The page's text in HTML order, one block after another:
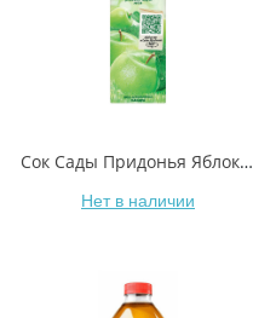
Сок Сады Придонья Яблоко прямой отжим 1 л
Нет в наличии